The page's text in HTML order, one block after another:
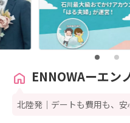
ENNOWAーエン
北陸発｜デートも費用も、